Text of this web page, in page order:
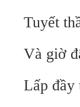
Tuyết
Và giờ
Lấp đầy